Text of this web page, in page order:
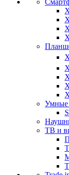
Умные
ТВ и